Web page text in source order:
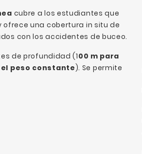
cubre a los estudiantes que
una cobertura in situ de
con los accidentes de buceo.
de profundidad (100 m para
peso constante ). Se permite